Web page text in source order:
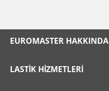
EUROMASTER HAKKINDA
LASTIK HIZMETLERI